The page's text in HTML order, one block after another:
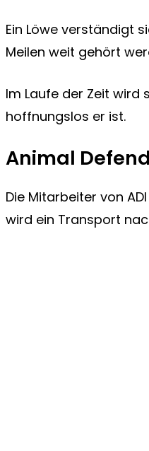
Ein Löwe verständigt
Meilen weit gehört
Im Laufe der Zeit wird
hoffnungslos er ist.
Animal
Die Mitarbeiter von
wird ein Transport